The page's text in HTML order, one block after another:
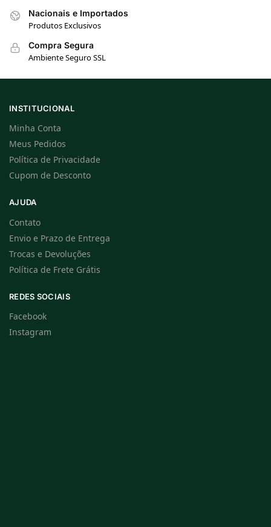
Nacionais e Importados
Produtos Exclusivos
Compra Segura
Ambiente Seguro SSL
INSTITUCIONAL
Minha Conta
Meus Pedidos
Política de Privacidade
Cupom de Desconto
AJUDA
Contato
Envio e Prazo de Entrega
Trocas e Devoluções
Política de Frete Grátis
REDES SOCIAIS
Facebook
Instagram